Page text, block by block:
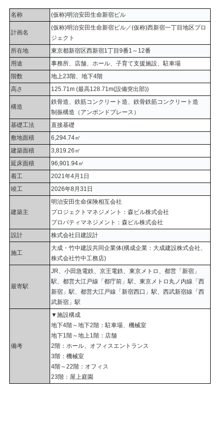
名称 (仮称)明治安田生命新宿ビル
計画名
(仮称)明治安田生命新宿ビル／(仮称)西新宿一丁目地区プロ
ジェクト
所在地
東京都新宿区西新宿1丁目9番1～12番
用途
事務所、店舗、ホール、子育て支援施設、駐車場
階数
地上23階、地下4階
高さ
125.71m (最高128.71m(設備突出部))
構造
鉄骨造、鉄筋コンクリート造、鉄骨鉄筋コンクリート造
制振構造（アンボンドブレース）
基礎工法
直接基礎
敷地面積
6,294.74㎡
建築面積
3,819.26㎡
延床面積
96,901.94㎡
着工
2021年4月1日
竣工
2026年8月31日
建築主
明治安田生命保険相互会社
プロジェクトマネジメント：森ビル株式会社
プロパティマネジメント：森ビル株式会社
設計
株式会社日建設計
施工
大成・竹中建設共同企業体(構成企業：大成建設株式会社、
株式会社竹中工務店)
最寄駅
JR、小田急電鉄、京王電鉄、東京メトロ、都営「新宿」
駅、都営大江戸線「都庁前」駅、東京メトロ丸ノ内線「西
新宿」駅、都営大江戸線「新宿西口」駅、西武新宿線「西
武新宿」駅
備考
▼施設構成
地下4階～地下2階：駐車場、機械室
地下1階～地上1階：店舗
2階：ホール、オフィスエントランス
3階：機械室
4階～22階：オフィス
23階：屋上庭園